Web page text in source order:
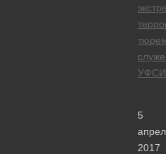
5
2017